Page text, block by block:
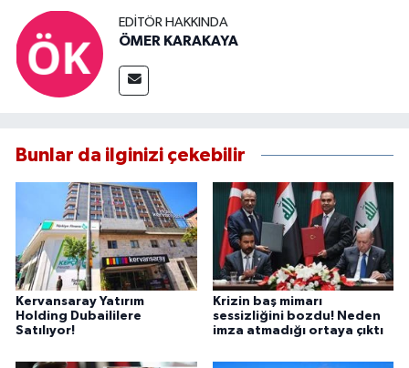
EDITÖR HAKKINDA
ÖMER KARAKAYA
Bunlar da ilginizi çekebilir
Kervansaray Yatırım
Holding Dubaililere
Satılıyor!
Krizin baş mimarı
sessizliğini bozdu! Neden
imza atmadığı ortaya çıktı